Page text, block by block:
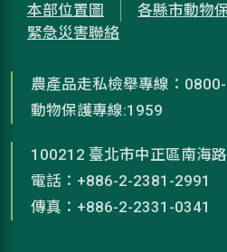
本部位置圖
各縣市動物
緊急災害聯絡
農產品走私檢舉專線：
動物保護專線:1959
100212 臺北市中正區南海
電話：+886-2-2381-2991
傳真：+886-2-2331-0341